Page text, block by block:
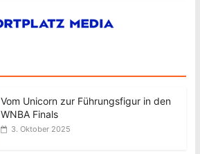
Vom Unicorn zur Führungsfigur in den
WNBA Finals
3. Oktober 2025